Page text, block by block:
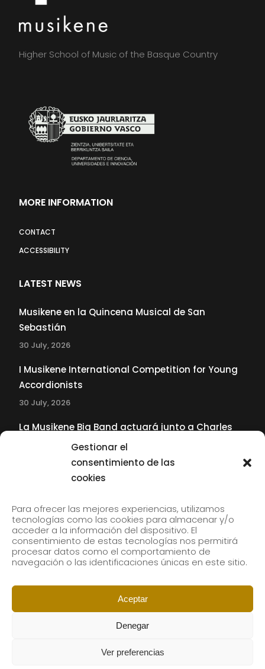
Gestionar el
consentimiento de las
cookies
Para ofrecer las mejores experiencias, utilizamos
tecnologías como las cookies para almacenar y/o
acceder a la información del dispositivo. El
consentimiento de estas tecnologías nos permitirá
procesar datos como el comportamiento de
navegación o las identificaciones únicas en este sitio.
Aceptar
Denegar
Ver preferencias
Higher School of Music of the Basque Country
MORE INFORMATION
CONTACT
ACCESSIBILITY
LATEST NEWS
Musikene en la Quincena Musical de San
Sebastián
30 July, 2026
I Musikene International Competition for Young
Accordionists
30 July, 2026
La Musikene Big Band actuará junto a Charles
Tolliver en el 61 Jazzaldia
Subscribe to our newsletter to receive our news by
email.